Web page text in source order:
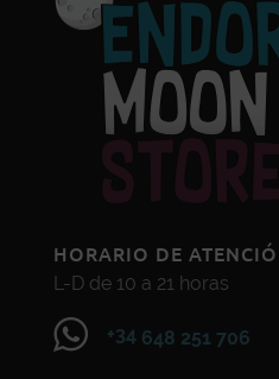
HORARIO DE
L-D de 10 a 21 horas
+34 648 251 706